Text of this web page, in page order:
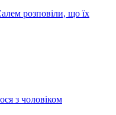
розповіли, що їх
з чоловіком